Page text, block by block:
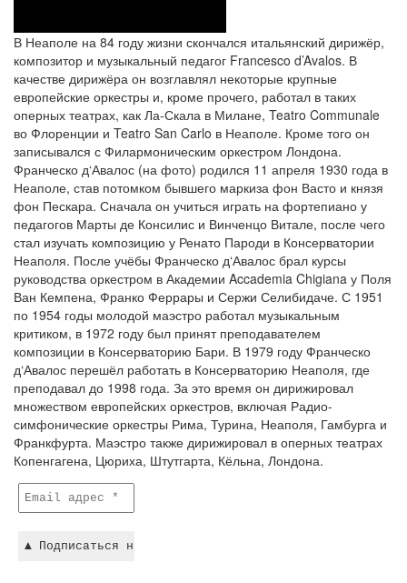
В Неаполе на 84 году жизни скончался итальянский дирижёр,
композитор и музыкальный педагог Francesco d’Avalos. В
качестве дирижёра он возглавлял некоторые крупные
европейские оркестры и, кроме прочего, работал в таких
оперных театрах, как Ла-Скала в Милане, Teatro Communale
во Флоренции и Teatro San Carlo в Неаполе. Кроме того он
записывался с Филармоническим оркестром Лондона.
Франческо д‘Авалос (на фото) родился 11 апреля 1930 года в
Неаполе, став потомком бывшего маркиза фон Васто и князя
фон Пескара. Сначала он учиться играть на фортепиано у
педагогов Марты де Консилис и Винченцо Витале, после чего
стал изучать композицию у Ренато Пароди в Консерватории
Неаполя. После учёбы Франческо д‘Авалос брал курсы
руководства оркестром в Академии Accademia Chigiana у Поля
Ван Кемпена, Франко Феррары и Сержи Селибидаче. С 1951
по 1954 годы молодой маэстро работал музыкальным
критиком, в 1972 году был принят преподавателем
композиции в Консерваторию Бари. В 1979 году Франческо
д‘Авалос перешёл работать в Консерваторию Неаполя, где
преподавал до 1998 года. За это время он дирижировал
множеством европейских оркестров, включая Радио-
симфонические оркестры Рима, Турина, Неаполя, Гамбурга и
Франкфурта. Маэстро также дирижировал в оперных театрах
Копенгагена, Цюриха, Штутгарта, Кёльна, Лондона.